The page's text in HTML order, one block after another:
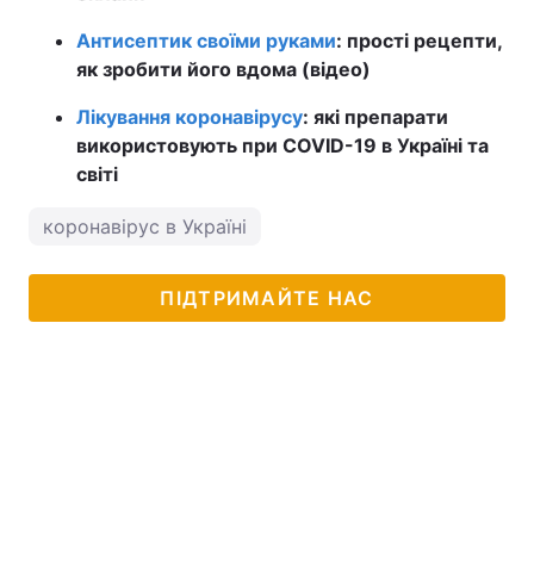
Антисептик своїми руками: прості рецепти,
як зробити його вдома (відео)
Лікування коронавірусу: які препарати
використовують при COVID-19 в Україні та
світі
коронавірус в Україні
ПІДТРИМАЙТЕ НАС